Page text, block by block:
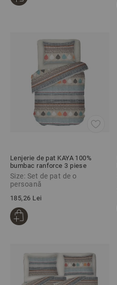
Lenjerie de pat KAYA 100%
bumbac ranforce 3 piese
Size: Set de pat de o
persoană
185,26 Lei